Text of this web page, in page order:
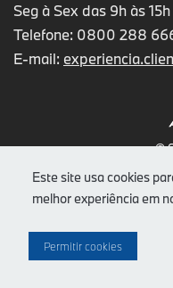
Este site usa cookies
melhor experiência em
Permitir cookies
Seg à Sex das 9h às 15h
Telefone: 0800 288
E-mail:
©
Como a Autostar